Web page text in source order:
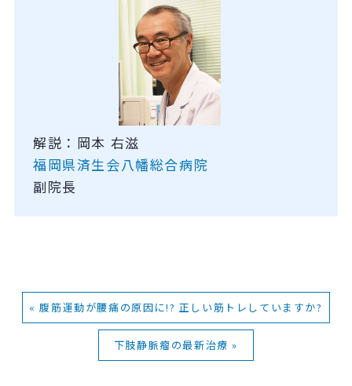
解説：岡本 右滋
福岡県済生会八幡総合病院
副院長
« 腹筋運動が腰痛の原因に!? 正しい筋トレしていますか?
下肢静脈瘤の最新治療 »